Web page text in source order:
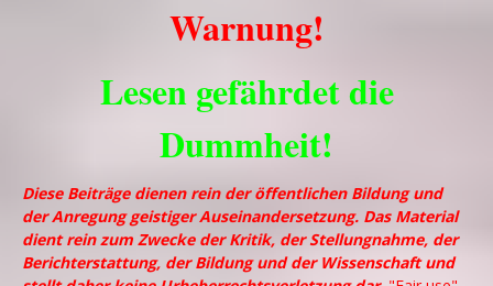
Warnung!
Lesen gefährdet die
Dummheit!
Diese Beiträge dienen rein der öffentlichen Bildung und
der Anregung geistiger Auseinandersetzung. Das Material
dient rein zum Zwecke der Kritik, der Stellungnahme, der
Berichterstattung, der Bildung und der Wissenschaft und